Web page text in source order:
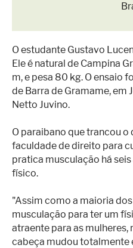
O estudante Gustavo
Ele é natural de Campina
m, e pesa 80 kg. O ensaio
de Barra de Gramame, em
Netto Juvino.
O paraibano que trancou
faculdade de direito para
pratica musculação há
físico.
"Assim como a maioria
musculação para ter um
atraente para as
cabeça mudou totalmente